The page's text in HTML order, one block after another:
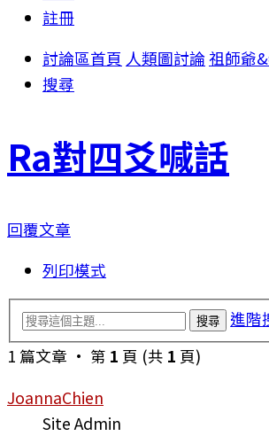
註冊
討論區首頁 人類圖討論祖師爺
搜尋
Ra對四爻喊話
回覆文章
列印模式
搜尋
進階
1 篇文章 • 第 1 頁 (共 1 頁)
JoannaChien
Site Admin